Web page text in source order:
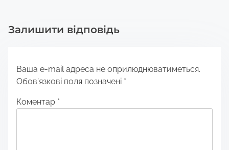
Залишити відповідь
Ваша e-mail адреса не оприлюднюватиметься.
Обов’язкові поля позначені *
Коментар *